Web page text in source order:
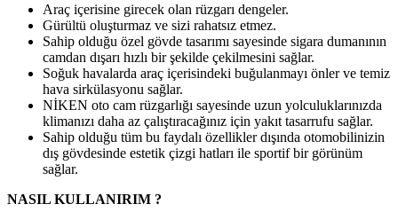
Araç içerisine girecek olan rüzgarı dengeler.
Gürültü oluşturmaz ve sizi rahatsız etmez.
Sahip olduğu özel gövde tasarımı sayesinde sigara dumanının
camdan dışarı hızlı bir şekilde çekilmesini sağlar.
Soğuk havalarda araç içerisindeki buğulanmayı önler ve temiz
hava sirkülasyonu sağlar.
NİKEN oto cam rüzgarlığı sayesinde uzun yolculuklarınızda
klimanızı daha az çalıştıracağınız için yakıt tasarrufu sağlar.
Sahip olduğu tüm bu faydalı özellikler dışında otomobilinizin
dış gövdesinde estetik çizgi hatları ile sportif bir görünüm
sağlar.
NASIL KULLANIRIM ?